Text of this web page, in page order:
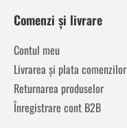
Comenzi și livrare
Contul meu
Livrarea și plata comenzilor
Returnarea produselor
Înregistrare cont B2B